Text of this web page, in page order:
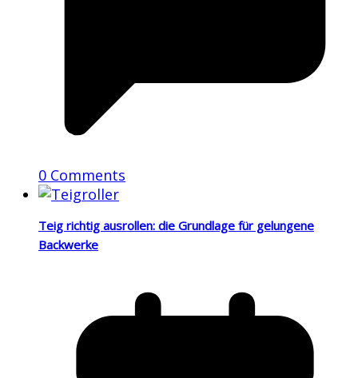
0 Comments
Teig richtig ausrollen: die Grundlage für gelungene
Backwerke